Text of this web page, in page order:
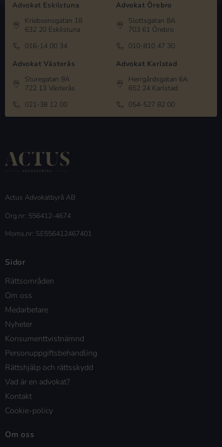
Advokat Eskilstuna
Kriebsensgatan 18
632 20 Eskilstuna
016-14 00 34
Advokat Örebro
Slottsgatan 8A
703 61 Örebro
010-810 47 30
Advokat Västerås
Sturegatan 9A
722 13 Västerås
021-38 12 00
Advokat Karlstad
Herrgårdsgatan 6A
652 24 Karlstad
054-527 82 00
Actus Advokatbyrå AB
Org.nr: 556412-4674
Moms.nr: SE556412467401
Sidor
Rättsområden
Om oss
Medarbetare
Nyheter
Konsumenttvistnämnd
Personuppgiftsbehandling
Rättshjälp och rättsskydd
Vad är en advokat?
Kontakt
Cookie-policy
Om oss